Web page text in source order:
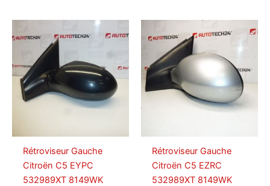
récent
au
plus
Rétroviseur Gauche
Citroën C5 EYPC
532989XT 8149WK
Rétroviseur Gauche
Citroën C5 EZRC
532989XT 8149WK